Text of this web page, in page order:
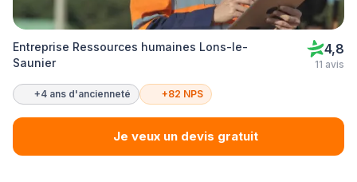
Entreprise Ressources humaines Lons-le-
Saunier
4,8
11 avis
+4 ans d'ancienneté +82 NPS
Je veux un devis gratuit